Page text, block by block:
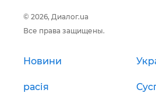
© 2026, Диалог.ua
Все права защищены.
Новини
расія